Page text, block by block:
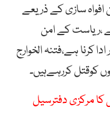
سازی کے ذریعے
،ریاست کے امن
کرنا ہے،فتنہ الخوارج
کوقتل کررہےہیں۔
مرکزی دفترسیل